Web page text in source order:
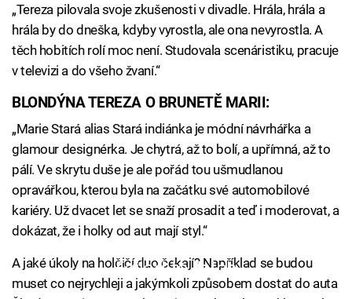
„Tereza pilovala svoje zkušenosti v divadle. Hrála, hrála a
hrála by do dneška, kdyby vyrostla, ale ona nevyrostla. A
těch hobitích rolí moc není. Studovala scenáristiku, pracuje
v televizi a do všeho žvaní.“
BLONDÝNA TEREZA O BRUNETĚ MARII:
„Marie Stará alias Stará indiánka je módní návrhářka a
glamour designérka. Je chytrá, až to bolí, a upřímná, až to
pálí. Ve skrytu duše je ale pořád tou ušmudlanou
opravářkou, kterou byla na začátku své automobilové
kariéry. Už dvacet let se snaží prosadit a teď i moderovat, a
dokázat, že i holky od aut mají styl.“
Failed to fetch
A jaké úkoly na holčičí duo čekají? Například se budou
muset co nejrychleji a jakýmkoli způsobem dostat do auta